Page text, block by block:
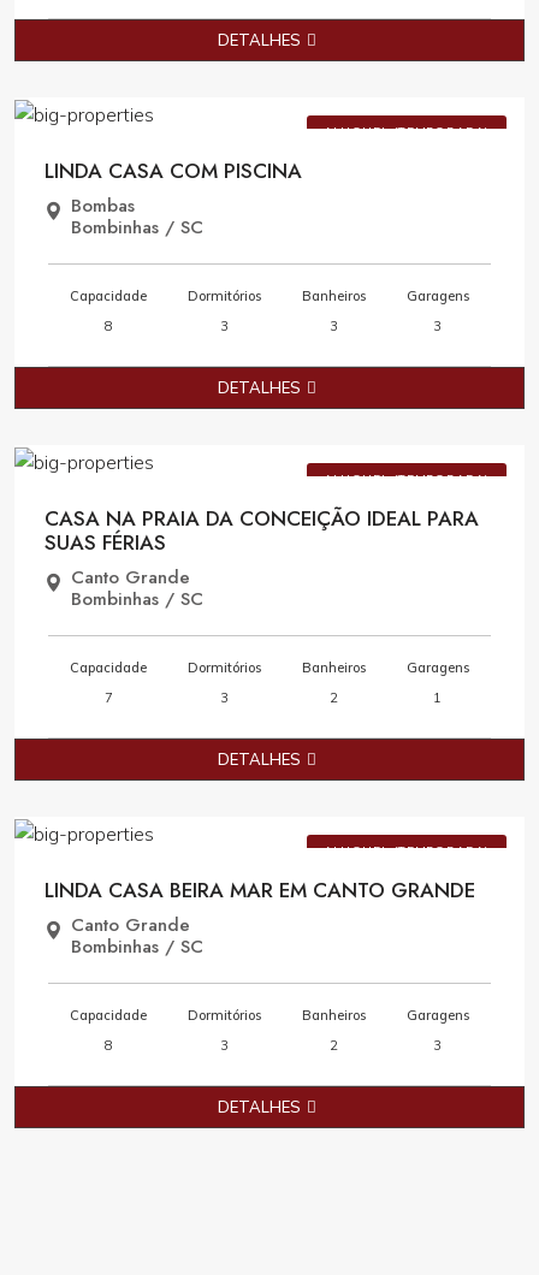
DETALHES
ALUGUEL (TEMPORADA)
LINDA CASA COM PISCINA
Bombas
Bombinhas / SC
Capacidade
8
Dormitórios
3
Banheiros
3
Garagens
3
DETALHES
ALUGUEL (TEMPORADA)
CASA NA PRAIA DA CONCEIÇÃO IDEAL PARA
SUAS FÉRIAS
Canto Grande
Bombinhas / SC
Capacidade
7
Dormitórios
3
Banheiros
2
Garagens
1
DETALHES
ALUGUEL (TEMPORADA)
LINDA CASA BEIRA MAR EM CANTO GRANDE
Canto Grande
Bombinhas / SC
Capacidade
8
Dormitórios
3
Banheiros
2
Garagens
3
DETALHES